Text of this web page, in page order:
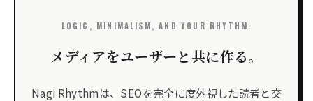
LOGIC, MINIMALISM, AND YOUR RHYTHM.
メディアをユーザーと共に作る。
Nagi Rhythmは、SEOを完全に度外視した読者と交